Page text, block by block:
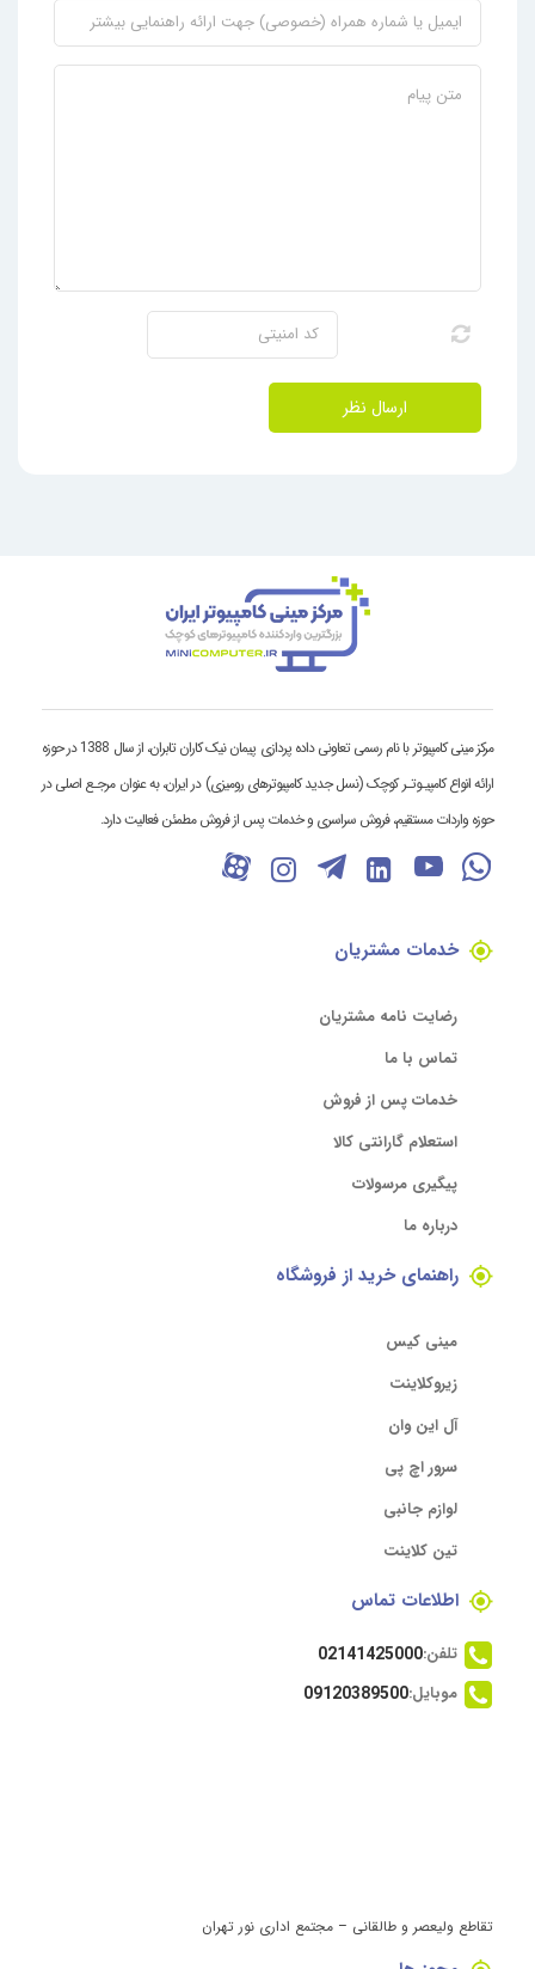
ارسال نظر
مرکز مینی کامپیوتر با نام رسمی تعاونی داده پردازی پیمان نیک کاران تابران، از سال 1388 در حوزه
ارائه انواع کامپیـوتـر کوچک (نسل جدید کامپیوترهای رومیزی) در ایران، به عنوان مرجـع اصلی در
حوزه واردات مستقیم، فروش سراسری و خدمات پس از فروش مطمئن فعالیت دارد.
خدمات مشتریان
رضایت نامه مشتریان
تماس با ما
خدمات پس از فروش
استعلام گارانتی کالا
پیگیری مرسولات
درباره ما
راهنمای خرید از فروشگاه
مینی کیس
زیروکلاینت
آل این وان
سرور اچ پی
لوازم جانبی
تین کلاینت
اطلاعات تماس
تلفن:02141425000
موبایل:09120389500
تقاطع ولیعصر و طالقانی – مجتمع اداری نور تهران